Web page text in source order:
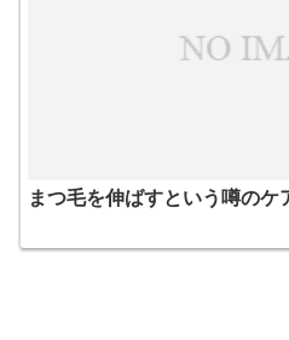
まつ毛を伸ばすという噂のケ